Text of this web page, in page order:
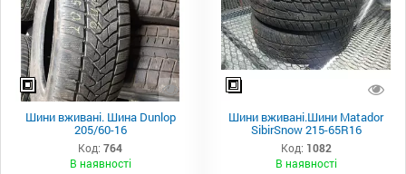
Шини вживані. Шина Dunlop
205/60-16
Код: 764
В наявності
Шини вживані.Шини Matador
SibirSnow 215-65R16
Код: 1082
В наявності